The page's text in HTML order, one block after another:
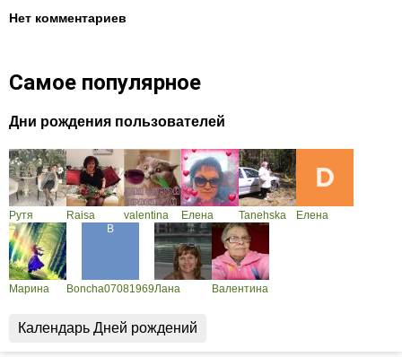
Нет комментариев
Самое популярное
Дни рождения пользователей
Рутя Raisa valentina Елена Tanehska Елена
Марина Boncha07081969Лана Валентина
Календарь Дней рождений